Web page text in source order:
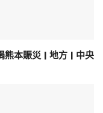
熊本賑災 | 地方 | 中央